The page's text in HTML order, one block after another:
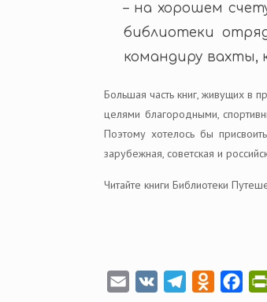
– на хорошем
библиотеки
командиру вахты,
Большая часть книг, живущих в
целями благородными,
Поэтому хотелось бы
зарубежная, советская и
Читайте книги Библиотеки
Email VK Telegram